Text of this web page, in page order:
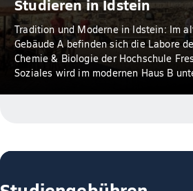
Studieren in Idstein
Tradition und Moderne in Idstein: Im
Gebäude A befinden sich die Labore
Chemie & Biologie der Hochschule
Soziales wird im modernen Haus B